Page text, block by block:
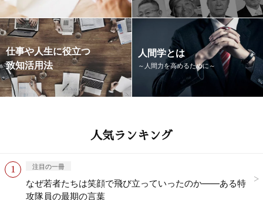
仕事や人生に役立つ
致知活用法
人間学とは
～人間力を高めるために～
人気ランキング
注目の一冊
なぜ若者たちは笑顔で飛び立っていったのか——ある特
攻隊員の最期の言葉